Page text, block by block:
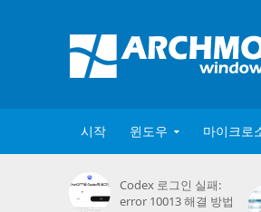
시작 윈도우 마이크로
Codex 로그인 실패:
error 10013 해결 방법